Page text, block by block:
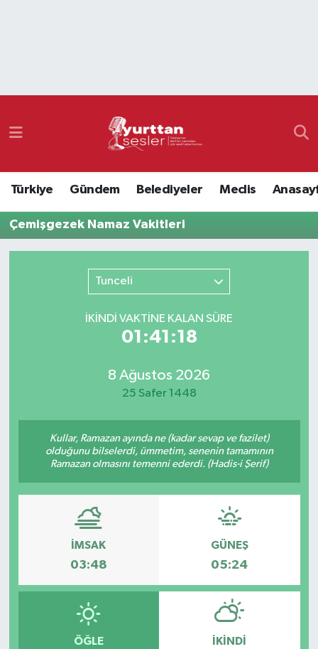
Türkiye Gündem Belediyeler Meclis
Çemişgezek Namaz Vakitleri
Tunceli
İKINDI VAKTİNE KALAN SÜRE
01:41:18
8 Ağustos 2026
25 Safer 1448
Kullar, Ramazan ayında ne (kadar sevap ve fazilet)
olduğunu bilselerdi, ümmetim, senenin tamamının
Ramazan olmasını temenni ederdi. (Hadis-i Şerif)
İMSAK
03:48
GÜNEŞ
05:24
ÖĞLE İKINDI
Namaz Vakitleri
Süper Lig Puan Durumu ve Fikstür
Son Dakika Haberleri